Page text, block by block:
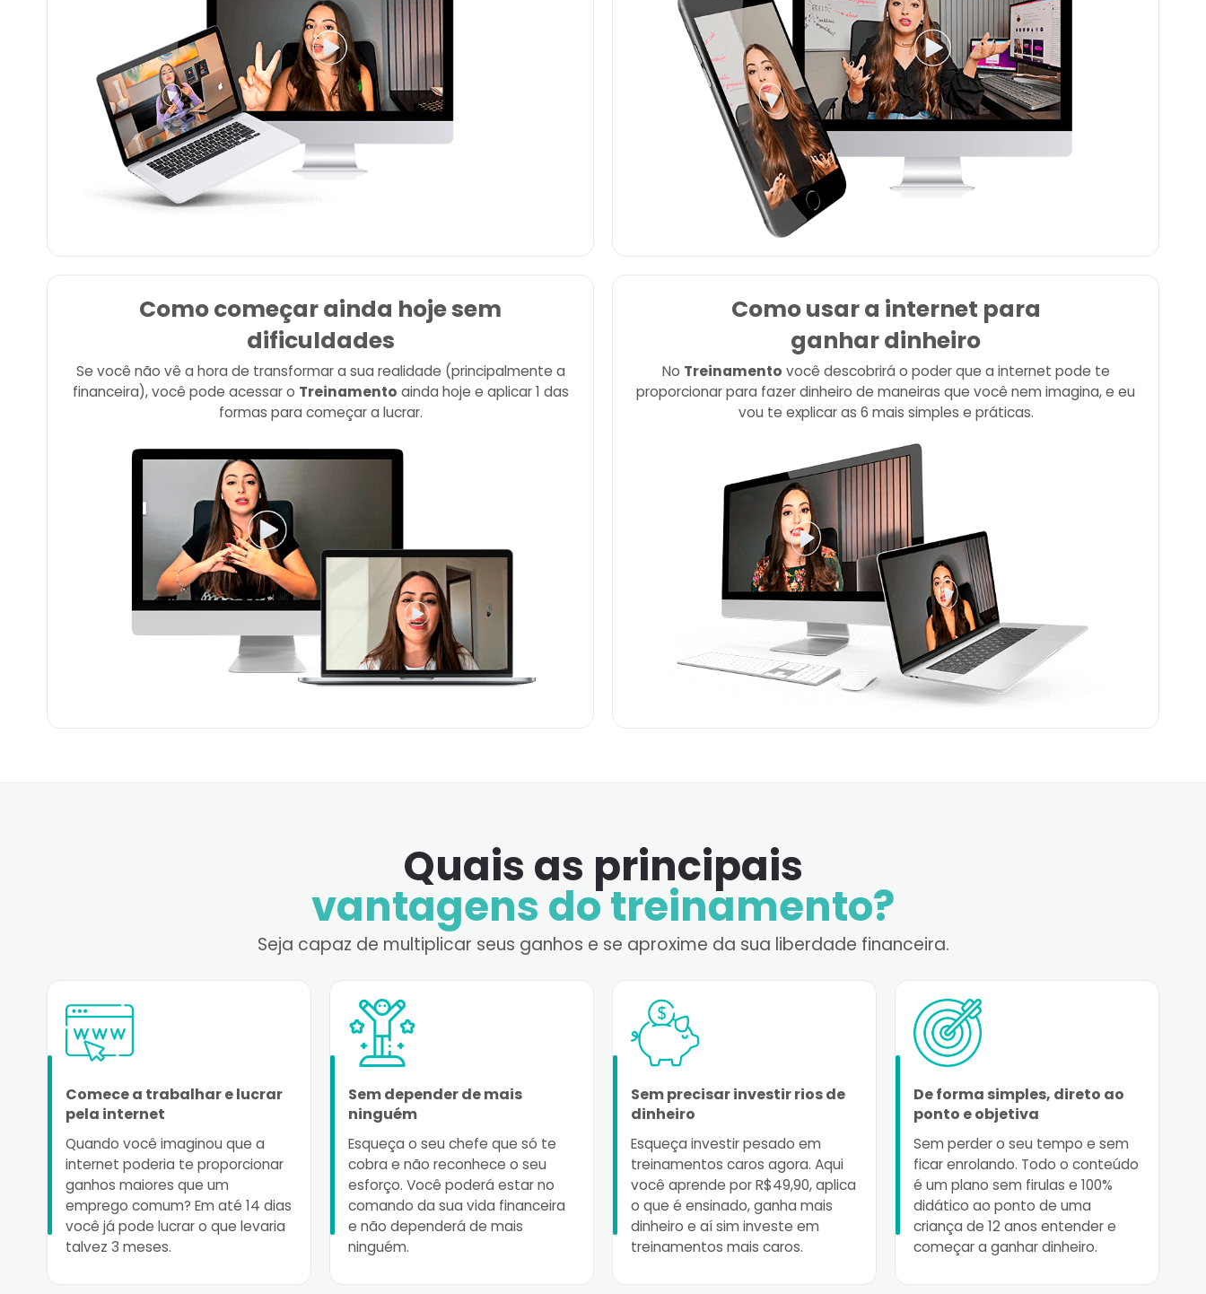
Como começar ainda hoje sem
dificuldades
Se você não vê a hora de transformar a sua realidade (principalmente a
financeira), você pode acessar o Treinamento ainda hoje e aplicar 1 das
formas para começar a lucrar.
Como usar a internet para
ganhar dinheiro
No Treinamento você descobrirá o poder que a internet pode te
proporcionar para fazer dinheiro de maneiras que você nem imagina, e eu
vou te explicar as 6 mais simples e práticas.
Quais as principais
vantagens do treinamento?
Seja capaz de multiplicar seus ganhos e se aproxime da sua liberdade financeira.
Comece a trabalhar e lucrar
pela internet
Quando você imaginou que a
internet poderia te proporcionar
ganhos maiores que um
emprego comum? Em até 14 dias
você já pode lucrar o que levaria
talvez 3 meses.
Sem depender de mais
ninguém
Esqueça o seu chefe que só te
cobra e não reconhece o seu
esforço. Você poderá estar no
comando da sua vida financeira
e não dependerá de mais
ninguém.
Sem precisar investir rios de
dinheiro
Esqueça investir pesado em
treinamentos caros agora. Aqui
você aprende por R$49,90, aplica
o que é ensinado, ganha mais
dinheiro e aí sim investe em
treinamentos mais caros.
De forma simples, direto ao
ponto e objetiva
Sem perder o seu tempo e sem
ficar enrolando. Todo o conteúdo
é um plano sem firulas e 100%
didático ao ponto de uma
criança de 12 anos entender e
começar a ganhar dinheiro.